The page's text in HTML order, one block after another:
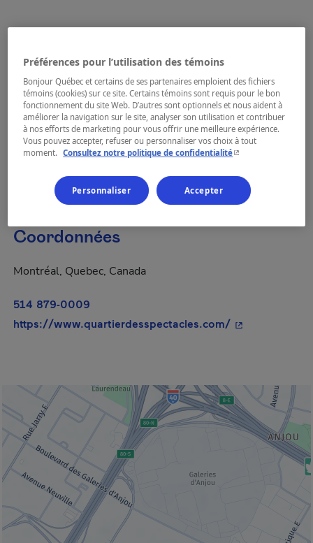
Dates
Ouvert toute l'année
Contacter l'entreprise pour plus de détails
Coordonnées
Montréal, Quebec, Canada
514 879-0009
https://www.quartierdesspectacles.com/- Cet hyperlien
Préférences pour l’utilisation des témoins
Bonjour Québec et certains de ses partenaires emploient des fichiers
témoins (cookies) sur ce site. Certains témoins sont requis pour le bon
fonctionnement du site Web. D’autres sont optionnels et nous aident à
améliorer la navigation sur le site, analyser son utilisation et contribuer
à nos efforts de marketing pour vous offrir une meilleure expérience.
Vous pouvez accepter, refuser ou personnaliser vos choix à tout
moment.
Consultez notre politique de confidentialité- Cet hyperlien
Personnaliser Accepter